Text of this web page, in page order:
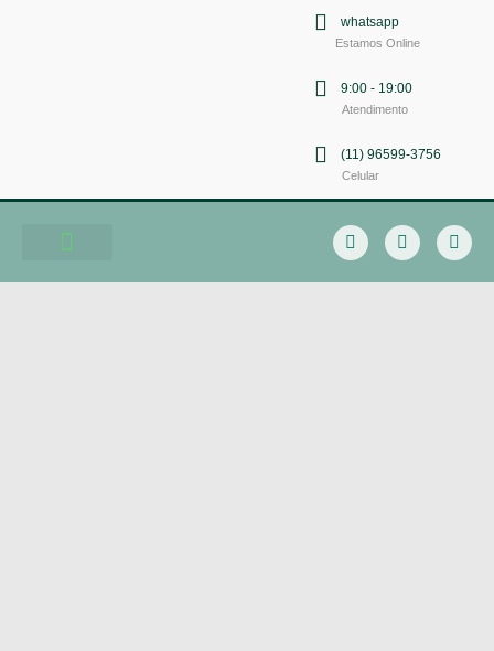
whatsapp
Estamos Online
9:00 - 19:00
Atendimento
(11) 96599-3756
Celular